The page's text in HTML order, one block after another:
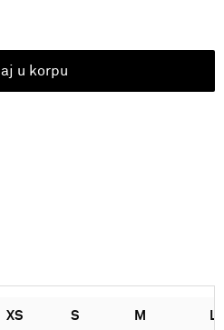
u korpu
XS S M L